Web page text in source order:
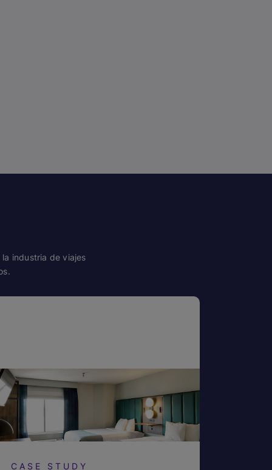
industria de viajes
CASE STUDY